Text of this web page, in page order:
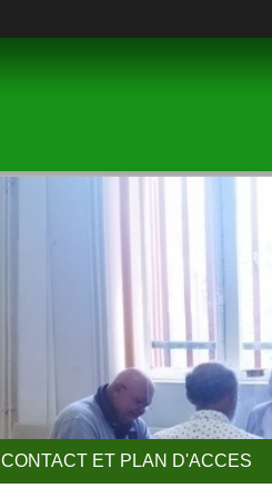
CONTACT ET PLAN D'ACCES